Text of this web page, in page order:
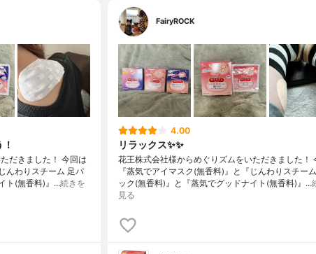
だきました！ 今回は
んわりスチーム 足パ
ト(無香料)』…続きを
FairyROCK
4.00
リラックス✨✨
花王株式会社様からめぐりズムをいただきました！
『蒸気でアイマスク(無香料)』と『じんわりスチー
ック(無香料)』と『蒸気でグッドナイト(無香料)』…
見る